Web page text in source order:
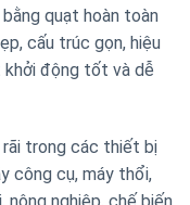
quạt hoàn toàn
cấu trúc gọn, hiệu
khởi động tốt và dễ
trong các thiết bị
công cụ, máy thổi,